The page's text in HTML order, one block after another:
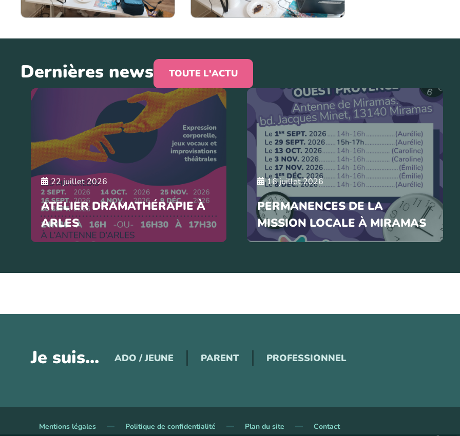
Dernières news TOUTE L'ACTU
22 juillet 2026
ATELIER DRAMATHÉRAPIE À
ARLES
16 juillet 2026
PERMANENCES DE LA
MISSION LOCALE À MIRAMAS
Je suis... ADO / JEUNE PARENT PROFESSIONNEL
Mentions légales Politique de confidentialité Plan du site Contact